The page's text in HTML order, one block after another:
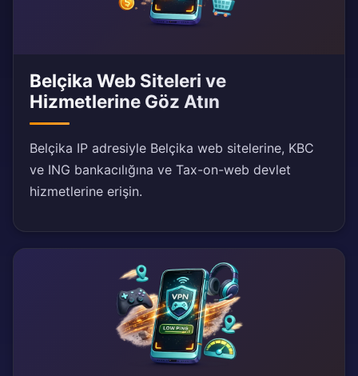
Belçika Web Siteleri ve
Hizmetlerine Göz Atın
Belçika IP adresiyle Belçika web sitelerine, KBC
ve ING bankacılığına ve Tax-on-web devlet
hizmetlerine erişin.